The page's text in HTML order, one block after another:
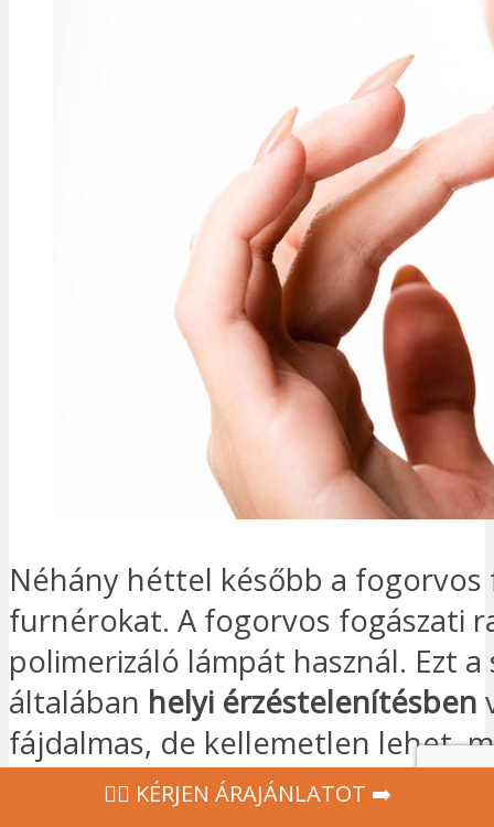
Néhány héttel később a fogorvos
furnérokat. A fogorvos fogászati
polimerizáló lámpát használ. Ezt a
általában helyi érzéstelenítésben
fájdalmas, de kellemetlen lehet,
Foganként 30-60 percet
‍👩‍⚕ KÉRJEN ÁRAJÁNLATOT ➡️